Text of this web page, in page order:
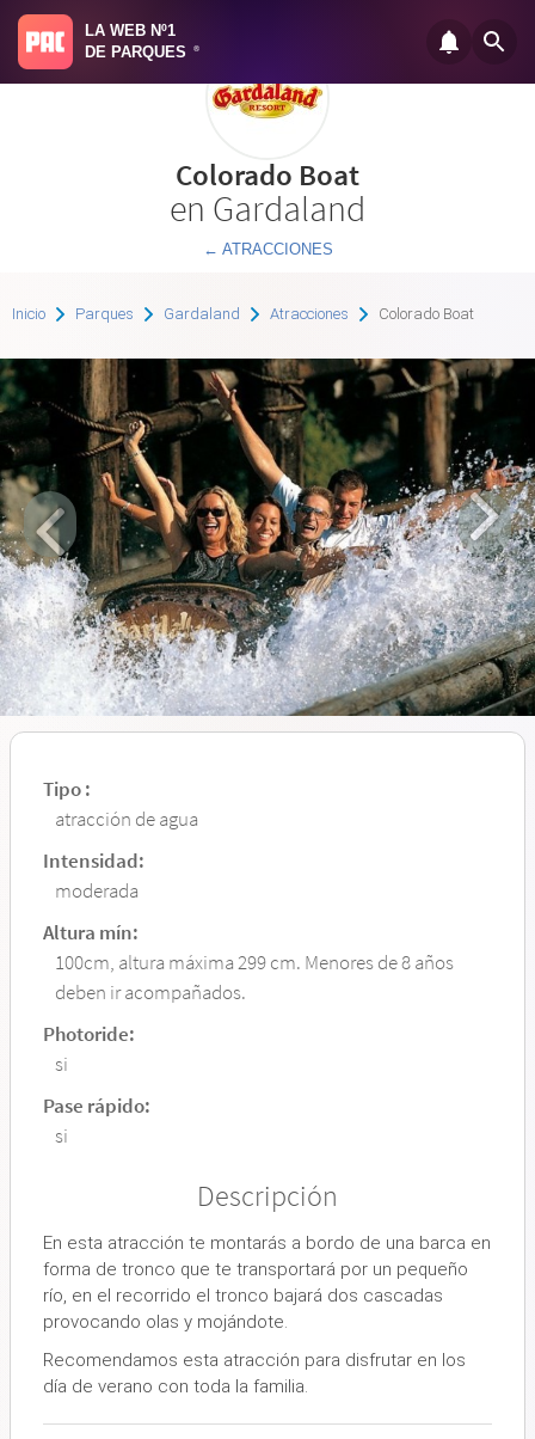
LA WEB Nº1
DE PARQUES
®
Colorado Boat
en Gardaland
← ATRACCIONES
Inicio Parques Gardaland Atracciones Colorado Boat
Tipo :
atracción de agua
Intensidad:
moderada
Altura mín:
100cm, altura máxima 299 cm. Menores de 8 años
deben ir acompañados.
Photoride:
si
Pase rápido:
si
Descripción
En esta atracción te montarás a bordo de una barca en
forma de tronco que te transportará por un pequeño
río, en el recorrido el tronco bajará dos cascadas
provocando olas y mojándote.
Recomendamos esta atracción para disfrutar en los
día de verano con toda la familia.